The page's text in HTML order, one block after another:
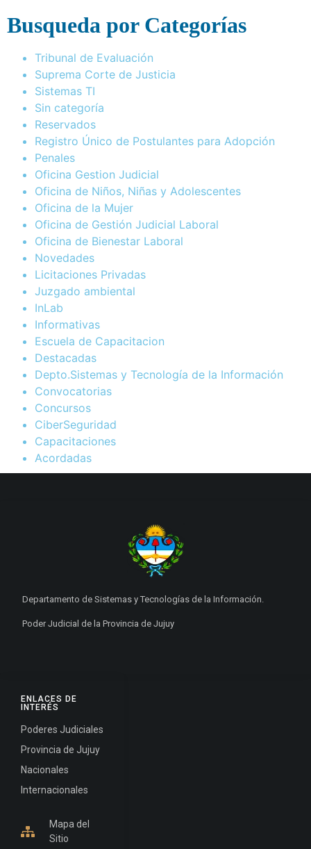
Busqueda por Categorías
Tribunal de Evaluación
Suprema Corte de Justicia
Sistemas TI
Sin categoría
Reservados
Registro Único de Postulantes para Adopción
Penales
Oficina Gestion Judicial
Oficina de Niños, Niñas y Adolescentes
Oficina de la Mujer
Oficina de Gestión Judicial Laboral
Oficina de Bienestar Laboral
Novedades
Licitaciones Privadas
Juzgado ambiental
InLab
Informativas
Escuela de Capacitacion
Destacadas
Depto.Sistemas y Tecnología de la Información
Convocatorias
Concursos
CiberSeguridad
Capacitaciones
Acordadas
ENLACES DE
INTERÉS
Poderes Judiciales
Provincia de Jujuy
Nacionales
Internacionales
Mapa del
Sitio
Departamento de Sistemas y Tecnologías de la Información.
Poder Judicial de la Provincia de Jujuy